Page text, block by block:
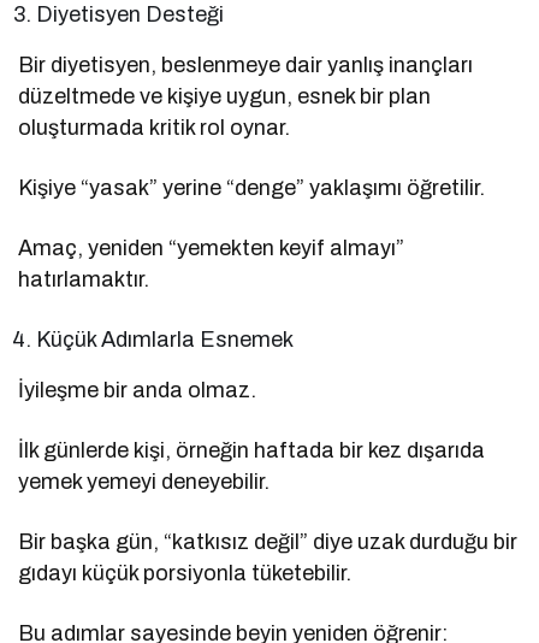
Diyetisyen Desteği
Bir diyetisyen, beslenmeye dair yanlış inançları
düzeltmede ve kişiye uygun, esnek bir plan
oluşturmada kritik rol oynar.
Kişiye “yasak” yerine “denge” yaklaşımı öğretilir.
Amaç, yeniden “yemekten keyif almayı”
hatırlamaktır.
Küçük Adımlarla Esnemek
İyileşme bir anda olmaz.
İlk günlerde kişi, örneğin haftada bir kez dışarıda
yemek yemeyi deneyebilir.
Bir başka gün, “katkısız değil” diye uzak durduğu bir
gıdayı küçük porsiyonla tüketebilir.
Bu adımlar sayesinde beyin yeniden öğrenir: